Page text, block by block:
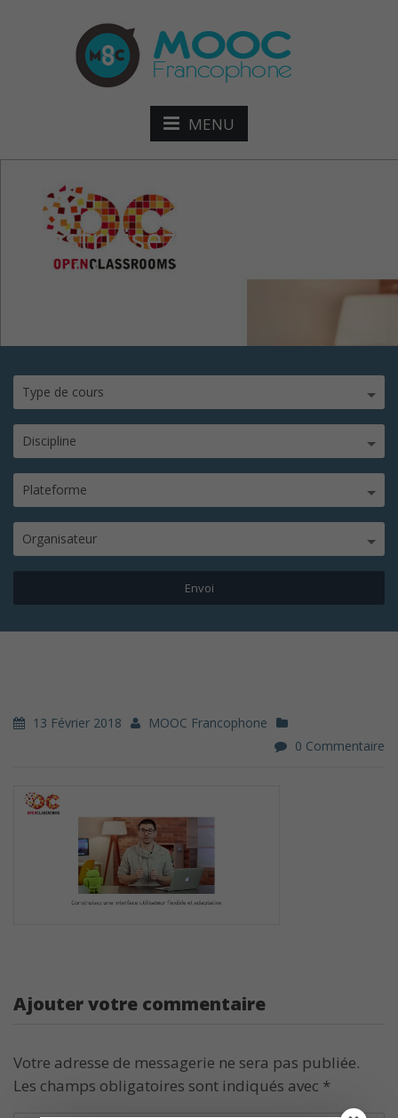
MENU
construisez-interface-uti-
flexible
Type de cours
Discipline
Plateforme
Organisateur
13 Février 2018
MOOC Francophone
0 Commentaire
Ajouter votre commentaire
Votre adresse de messagerie ne sera pas publiée.
Les champs obligatoires sont indiqués avec *